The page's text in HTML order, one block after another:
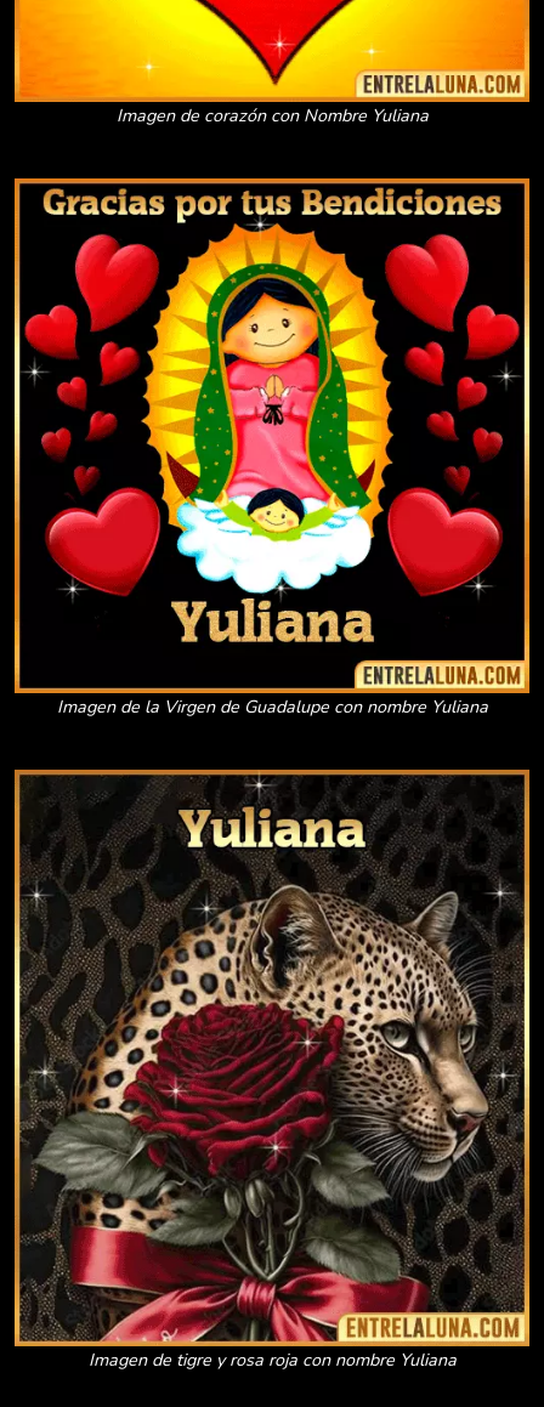
Imagen de corazón con Nombre Yuliana
Imagen de la Virgen de Guadalupe con nombre Yuliana
Imagen de tigre y rosa roja con nombre Yuliana